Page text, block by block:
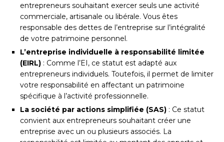
entrepreneurs souhaitant exercer seuls une activité
commerciale, artisanale ou libérale. Vous êtes
responsable des dettes de l’entreprise sur l’intégralité
de votre patrimoine personnel.
L’entreprise individuelle à responsabilité limitée
(EIRL) : Comme l’EI, ce statut est adapté aux
entrepreneurs individuels. Toutefois, il permet de limiter
votre responsabilité en affectant un patrimoine
spécifique à l’activité professionnelle.
La société par actions simplifiée (SAS) : Ce statut
convient aux entrepreneurs souhaitant créer une
entreprise avec un ou plusieurs associés. La